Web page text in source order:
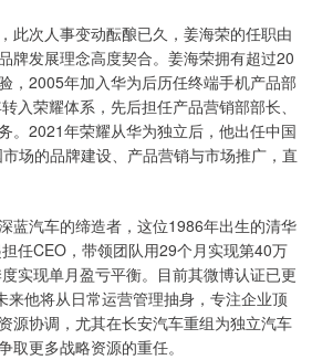
此次人事变动酝酿已久，姜海荣的任职由
牌发展理念高度契合。姜海荣拥有超过20
，2005年加入华为后历任终端手机产品部
入荣耀体系，先后担任产品营销部部长、
。2021年荣耀从华为独立后，他出任中国
场的品牌建设、产品营销与市场推广，直
蓝汽车的缔造者，这位1986年出生的清华
任CEO，带领团队用29个月实现第40万
实现单月盈亏平衡。目前其微博认证已更
来他将从日常运营管理抽身，专注企业顶
源协调，尤其在长安汽车重组为独立汽车
取更多战略资源的重任。